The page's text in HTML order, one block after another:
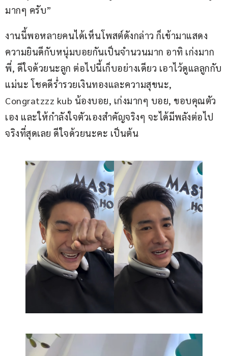
มากๆ ครับ”
งานนี้พอหลายคนได้เห็นโพสต์ดังกล่าว ก็เข้ามาแสดง
ความยินดีกับหนุ่มบอยกันเป็นจำนวนมาก อาทิ เก่งมาก
พี่, ดีใจด้วยนะลูก ต่อไปนี้เก็บอย่างเดียว เอาไว้ดูแลลูกกับ
แม่นะ โชคดีร่ำรวยเงินทองและความสุขนะ,
Congratzzz kub น้องบอย, เก่งมากๆ บอย, ขอบคุณตัว
เอง และให้กำลังใจตัวเองสำคัญจริงๆ จะได้มีพลังต่อไป
จริงที่สุดเลย ดีใจด้วยนะคะ เป็นต้น